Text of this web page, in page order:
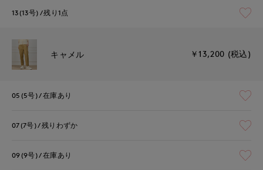
13(13号) 残り1点
キャメル ￥13,200 (税込)
05(5号) 在庫あり
07(7号) 残りわずか
09(9号) 在庫あり